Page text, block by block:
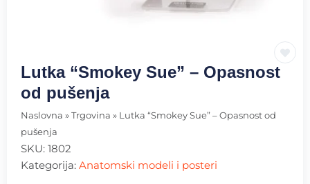
Lutka “Smokey Sue” – Opasnost
od pušenja
Naslovna » Trgovina » Lutka “Smokey Sue” – Opasnost od
pušenja
SKU: 1802
Kategorija: Anatomski modeli i posteri